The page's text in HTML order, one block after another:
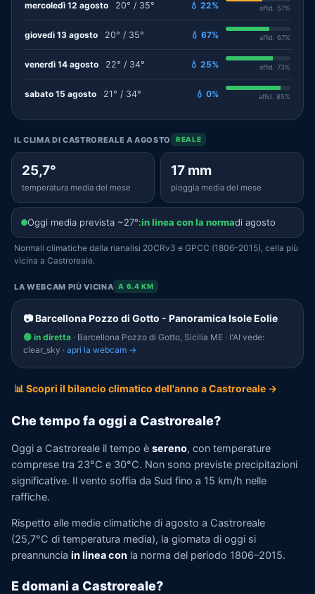
mercoledì 12 agosto 20° / 35° 💧 22% affid. 57%
giovedì 13 agosto 20° / 35° 💧 67% affid. 67%
venerdì 14 agosto 22° / 34° 💧 25% affid. 73%
sabato 15 agosto 21° / 34° 💧 0% affid. 85%
IL CLIMA DI CASTROREALE A AGOSTO REALE
25,7°
temperatura media del mese
17 mm
pioggia media del mese
Oggi media prevista ~27°:in linea con la normadi agosto
Normali climatiche dalla rianalisi 20CRv3 e GPCC (1806–2015), cella più
vicina a Castroreale.
LA WEBCAM PIÙ VICINA A 6.4 KM
📷 Barcellona Pozzo di Gotto - Panoramica Isole Eolie
🟢 in diretta · Barcellona Pozzo di Gotto, Sicilia ME · l'AI vede:
clear_sky · apri la webcam →
📊 Scopri il bilancio climatico dell'anno a Castroreale →
Che tempo fa oggi a Castroreale?
Oggi a Castroreale il tempo è sereno, con temperature
comprese tra 23°C e 30°C. Non sono previste precipitazioni
significative. Il vento soffia da Sud fino a 15 km/h nelle
raffiche.
Rispetto alle medie climatiche di agosto a Castroreale
(25,7°C di temperatura media), la giornata di oggi si
preannuncia in linea con la norma del periodo 1806–2015.
E domani a Castroreale?